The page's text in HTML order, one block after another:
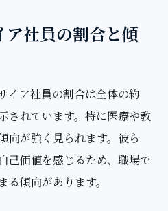
ア社員の割合と傾
イア社員の割合は全体の約
されています。特に医療や教
向が強く見られます。彼ら
己価値を感じるため、職場で
傾向があります。